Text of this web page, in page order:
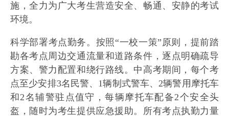
施，全力为广大考生营造安全、畅通、安静的考试
环境。
科学部署考点勤务。按照“一校一策”原则，提前踏
勘各考点周边交通流量和道路条件，逐点明确疏导
方案、警力配置和绕行路线。中高考期间，每个考
点至少安排3名民警、1辆制式警车、2辆警用摩托车
和2名辅警驻点值守，每辆摩托车配备2个安全头
盔，随时为考生提供应急援助。所有考点执勤力量